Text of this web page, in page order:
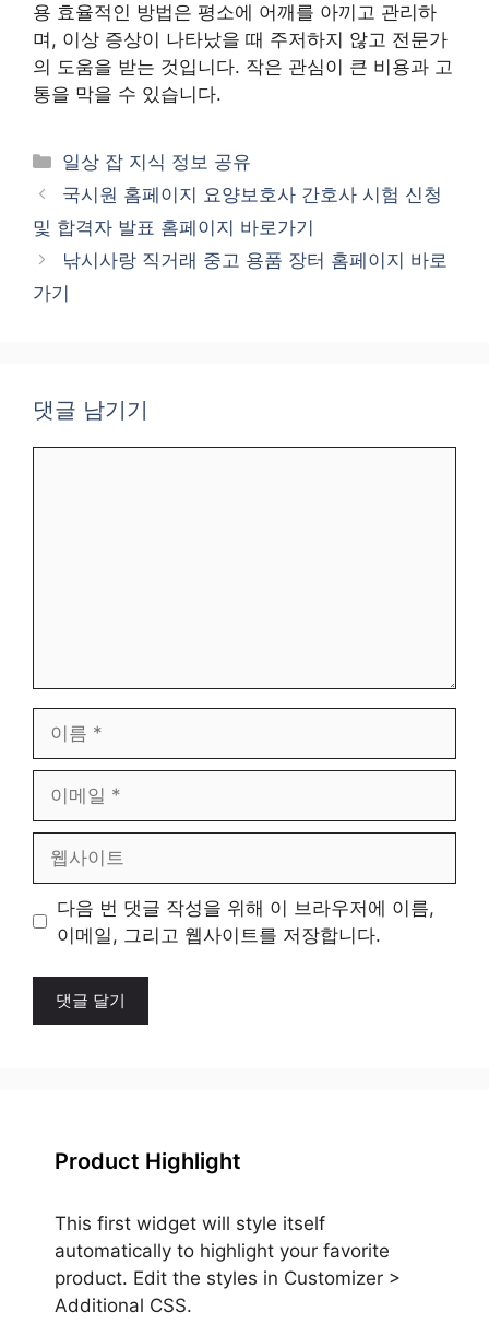
용 효율적인 방법은 평소에 어깨를 아끼고 관리하
며, 이상 증상이 나타났을 때 주저하지 않고 전문가
의 도움을 받는 것입니다. 작은 관심이 큰 비용과 고
통을 막을 수 있습니다.
카
테
고
리
일상 잡 지식 정보 공유
국시원 홈페이지 요양보호사 간호사 시험 신청
및 합격자 발표 홈페이지 바로가기
낚시사랑 직거래 중고 용품 장터 홈페이지 바로
가기
댓글 남기기
일
트
다음 번 댓글 작성을 위해 이 브라우저에 이름,
이메일, 그리고 웹사이트를 저장합니다.
Product Highlight
This first widget will style itself
automatically to highlight your favorite
product. Edit the styles in Customizer >
Additional CSS.